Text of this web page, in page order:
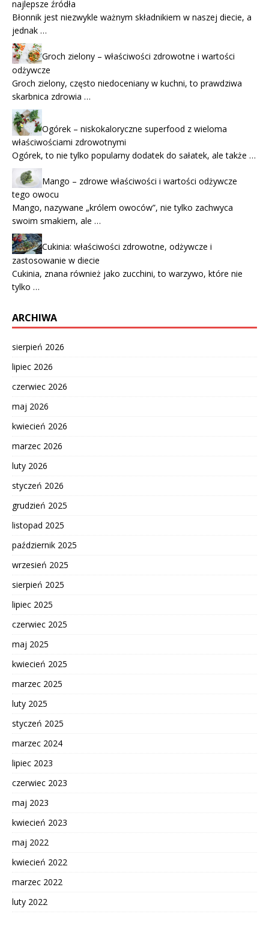
najlepsze źródła
Błonnik jest niezwykle ważnym składnikiem w naszej diecie, a
jednak …
Groch zielony – właściwości zdrowotne i wartości
odżywcze
Groch zielony, często niedoceniany w kuchni, to prawdziwa
skarbnica zdrowia …
Ogórek – niskokaloryczne superfood z wieloma
właściwościami zdrowotnymi
Ogórek, to nie tylko popularny dodatek do sałatek, ale także …
Mango – zdrowe właściwości i wartości odżywcze
tego owocu
Mango, nazywane „królem owoców”, nie tylko zachwyca
swoim smakiem, ale …
Cukinia: właściwości zdrowotne, odżywcze i
zastosowanie w diecie
Cukinia, znana również jako zucchini, to warzywo, które nie
tylko …
ARCHIWA
sierpień 2026
lipiec 2026
czerwiec 2026
maj 2026
kwiecień 2026
marzec 2026
luty 2026
styczeń 2026
grudzień 2025
listopad 2025
październik 2025
wrzesień 2025
sierpień 2025
lipiec 2025
czerwiec 2025
maj 2025
kwiecień 2025
marzec 2025
luty 2025
styczeń 2025
marzec 2024
lipiec 2023
czerwiec 2023
maj 2023
kwiecień 2023
maj 2022
kwiecień 2022
marzec 2022
luty 2022